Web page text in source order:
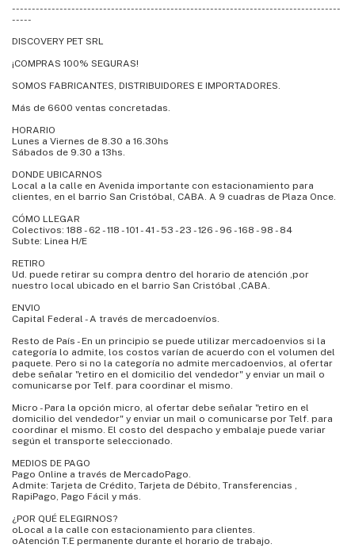
-----------------------------------------------------------------------------------
-----
DISCOVERY PET SRL
¡COMPRAS 100% SEGURAS!
SOMOS FABRICANTES, DISTRIBUIDORES E IMPORTADORES.
Más de 6600 ventas concretadas.
HORARIO
Lunes a Viernes de 8.30 a 16.30hs
Sábados de 9.30 a 13hs.
DONDE UBICARNOS
Local a la calle en Avenida importante con estacionamiento para
clientes, en el barrio San Cristóbal, CABA. A 9 cuadras de Plaza Once.
CÓMO LLEGAR
Colectivos: 188 - 62 - 118 - 101 - 41 - 53 - 23 - 126 - 96 - 168 - 98 - 84
Subte: Linea H/E
RETIRO
Ud. puede retirar su compra dentro del horario de atención ,por
nuestro local ubicado en el barrio San Cristóbal ,CABA.
ENVIO
Capital Federal - A través de mercadoenvíos.
Resto de País - En un principio se puede utilizar mercadoenvios si la
categoría lo admite, los costos varían de acuerdo con el volumen del
paquete. Pero si no la categoría no admite mercadoenvios, al ofertar
debe señalar "retiro en el domicilio del vendedor" y enviar un mail o
comunicarse por Telf. para coordinar el mismo.
Micro - Para la opción micro, al ofertar debe señalar "retiro en el
domicilio del vendedor" y enviar un mail o comunicarse por Telf. para
coordinar el mismo. El costo del despacho y embalaje puede variar
según el transporte seleccionado.
MEDIOS DE PAGO
Pago Online a través de MercadoPago.
Admite: Tarjeta de Crédito, Tarjeta de Débito, Transferencias ,
RapiPago, Pago Fácil y más.
¿POR QUÉ ELEGIRNOS?
oLocal a la calle con estacionamiento para clientes.
oAtención T.E permanente durante el horario de trabajo.